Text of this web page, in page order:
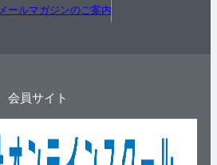
メールマガジンのご案内
会員サイト